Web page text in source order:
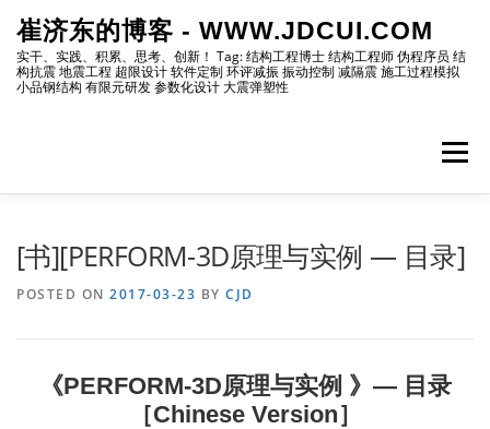
content
崔济东的博客 - WWW.JDCUI.COM
实干、实践、积累、思考、创新！ Tag: 结构工程博士 结构工程师 伪程序员 结
构抗震 地震工程 超限设计 软件定制 环评减振 振动控制 减隔震 施工过程模拟
小品钢结构 有限元研发 参数化设计 大震弹塑性
Menu
[编程] [资源] [博主] [网站]
[书][PERFORM-3D原理与实例 — 目录]
POSTED ON 2017-03-23 BY CJD
《PERFORM-3D原理与实例 》 — 目录
［Chinese Version］